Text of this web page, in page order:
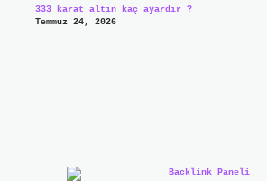
333 karat altın kaç ayardır ?
Temmuz 24, 2026